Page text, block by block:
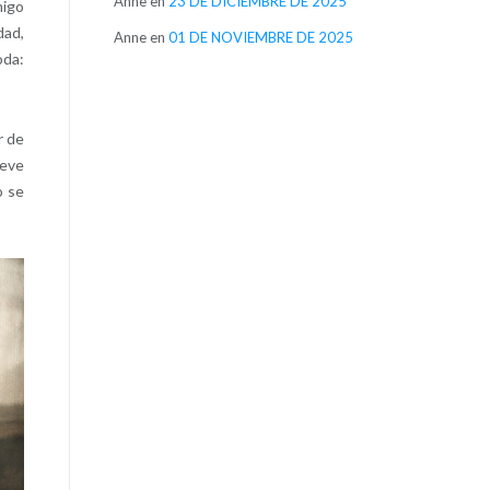
de
se
Anneen 01 DE NOVIEMBRE DE 2025